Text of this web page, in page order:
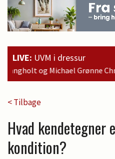
LIVE: UVM i dressur
Christensen blev nr. 2 i
< Tilbage
Hvad kendetegner
kondition?